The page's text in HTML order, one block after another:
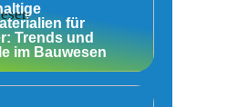
für
Trends und
im Bauwesen